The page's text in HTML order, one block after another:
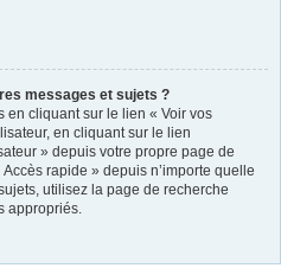
messages et sujets ?
en cliquant sur le lien « Voir vos
en cliquant sur le lien
» depuis votre propre page de
rapide » depuis n’importe quelle
utilisez la page de recherche
appropriés.